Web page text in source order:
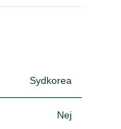
Sydkorea
Nej